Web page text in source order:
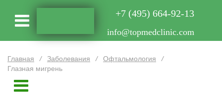
+7 (495) 664-92-13
info@topmedclinic.com
Главная / Заболевания / Офтальмология
/
Глазная мигрень